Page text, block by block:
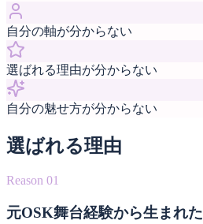
自分の軸が分からない
選ばれる理由が分からない
自分の魅せ方が分からない
選ばれる理由
Reason 01
元OSK舞台経験から生まれた